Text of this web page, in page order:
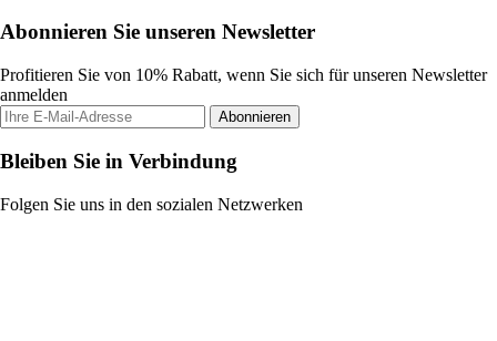
Abonnieren Sie unseren Newsletter
Profitieren Sie von 10% Rabatt, wenn Sie sich für unseren Newsletter
anmelden
Abonnieren
Bleiben Sie in Verbindung
Folgen Sie uns in den sozialen Netzwerken